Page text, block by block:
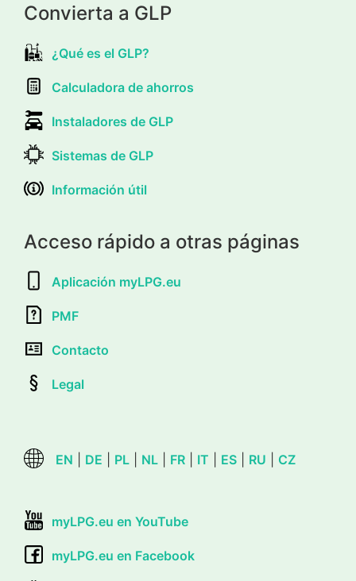
Convierta a GLP
¿Qué es el GLP?
Calculadora de ahorros
Instaladores de GLP
Sistemas de GLP
Información útil
Acceso rápido a otras páginas
Aplicación myLPG.eu
PMF
Contacto
Legal
EN DE PL NL FR IT ES RU CZ
myLPG.eu en YouTube
myLPG.eu en Facebook